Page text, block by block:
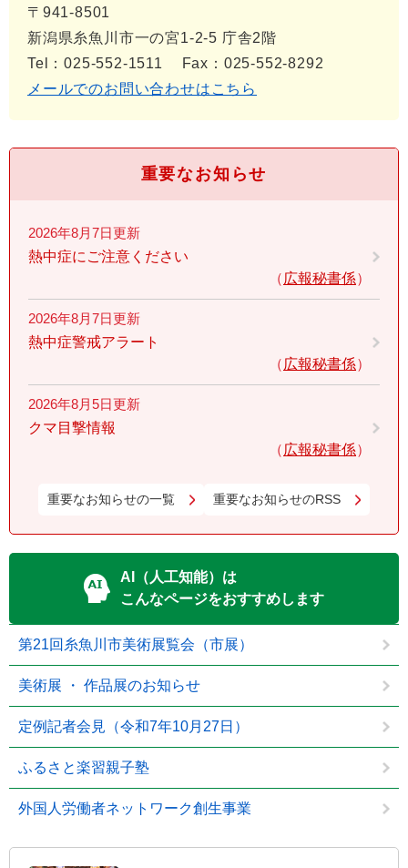
〒941-8501
新潟県糸魚川市一の宮1-2-5 庁舎2階
Tel：025-552-1511
Fax：025-552-8292
メールでのお問い合わせはこちら
重要なお知らせ
2026年8月7日更新
熱中症にご注意ください
広報秘書係
2026年8月7日更新
熱中症警戒アラート
広報秘書係
2026年8月5日更新
クマ目撃情報
広報秘書係
重要なお知らせの一覧 重要なお知らせのRSS
AI（人工知能）は
こんなページをおすすめします
第21回糸魚川市美術展覧会（市展）
美術展 ・ 作品展のお知らせ
定例記者会見（令和7年10月27日）
ふるさと楽習親子塾
外国人労働者ネットワーク創生事業